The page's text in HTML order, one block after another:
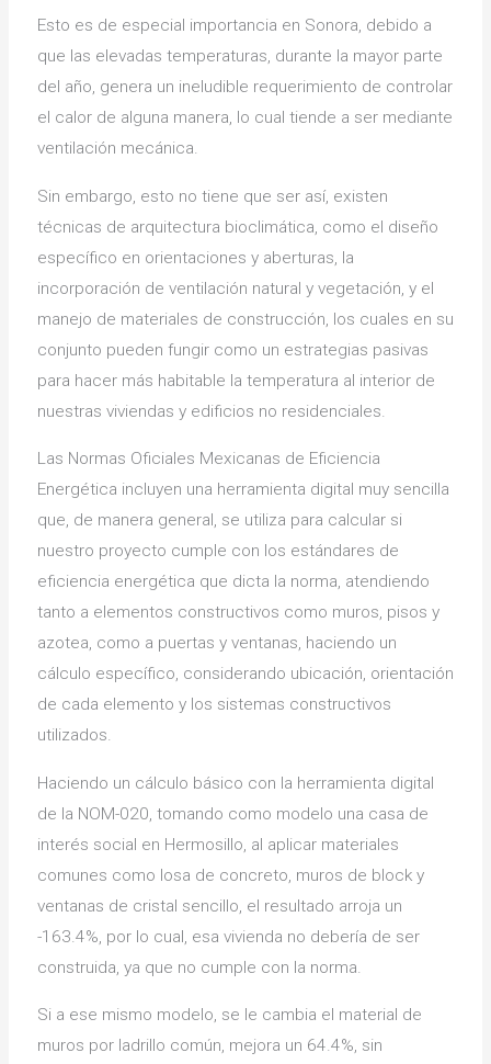
Esto es de especial importancia en Sonora, debido a
que las elevadas temperaturas, durante la mayor parte
del año, genera un ineludible requerimiento de controlar
el calor de alguna manera, lo cual tiende a ser mediante
ventilación mecánica.
Sin embargo, esto no tiene que ser así, existen
técnicas de arquitectura bioclimática, como el diseño
específico en orientaciones y aberturas, la
incorporación de ventilación natural y vegetación, y el
manejo de materiales de construcción, los cuales en su
conjunto pueden fungir como un estrategias pasivas
para hacer más habitable la temperatura al interior de
nuestras viviendas y edificios no residenciales.
Las Normas Oficiales Mexicanas de Eficiencia
Energética incluyen una herramienta digital muy sencilla
que, de manera general, se utiliza para calcular si
nuestro proyecto cumple con los estándares de
eficiencia energética que dicta la norma, atendiendo
tanto a elementos constructivos como muros, pisos y
azotea, como a puertas y ventanas, haciendo un
cálculo específico, considerando ubicación, orientación
de cada elemento y los sistemas constructivos
utilizados.
Haciendo un cálculo básico con la herramienta digital
de la NOM-020, tomando como modelo una casa de
interés social en Hermosillo, al aplicar materiales
comunes como losa de concreto, muros de block y
ventanas de cristal sencillo, el resultado arroja un
-163.4%, por lo cual, esa vivienda no debería de ser
construida, ya que no cumple con la norma.
Si a ese mismo modelo, se le cambia el material de
muros por ladrillo común, mejora un 64.4%, sin